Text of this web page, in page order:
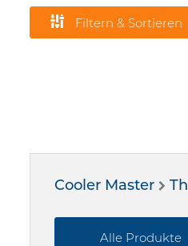
Filtern & Sortieren
Cooler Master
Alle Produkte